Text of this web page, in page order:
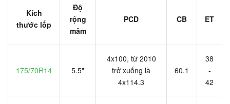
Kích
thước lốp
Độ
rộng
mâm
PCD CB ET
175/70R14 5.5"
4x100, từ 2010
trở xuống là
4x114.3
60.1
38
-
42